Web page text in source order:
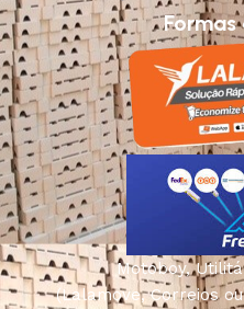
Formas
Motoboy,
(Lalamove, Correios